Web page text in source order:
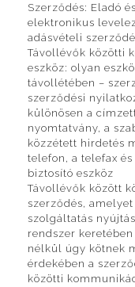
Szerződés: Eladó
elektronikus
adásvételi
Távollévők közötti
eszköz: olyan
távollétében –
szerződési
különösen a
nyomtatvány, a
közzétett hirdetés
telefon, a telefax
biztosító eszköz
Távollévők között
szerződés,
szolgáltatás
rendszer
nélkül úgy kötnek
érdekében a
közötti